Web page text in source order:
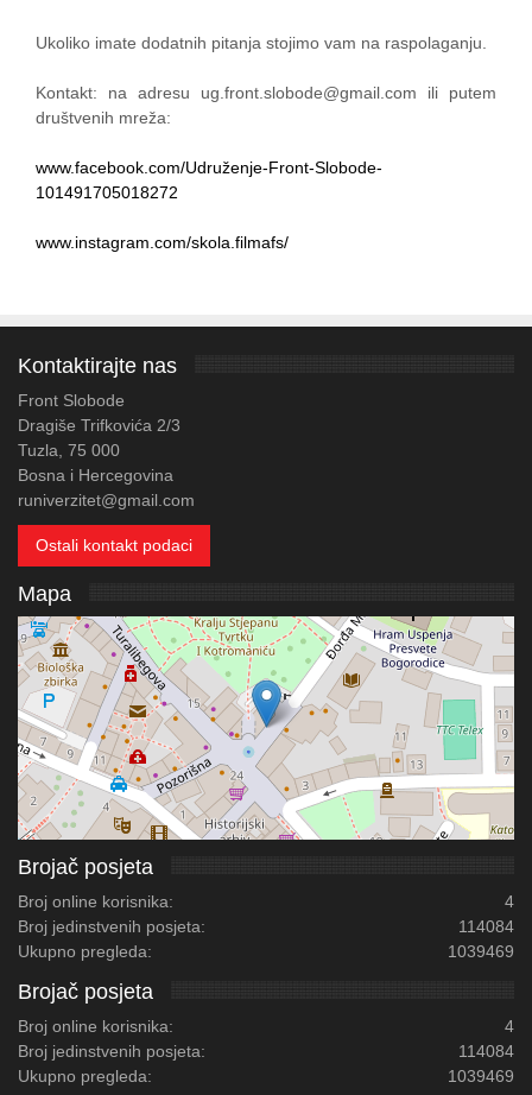
Ukoliko imate dodatnih pitanja stojimo vam na raspolaganju.
Kontakt: na adresu ug.front.slobode@gmail.com ili putem
društvenih mreža:
www.facebook.com/Udruženje-Front-Slobode-
101491705018272
www.instagram.com/skola.filmafs/
Kontaktirajte nas
Front Slobode
Dragiše Trifkovića 2/3
Tuzla, 75 000
Bosna i Hercegovina
runiverzitet@gmail.com
Ostali kontakt podaci
Mapa
Brojač posjeta
Broj online korisnika:
4
Broj jedinstvenih posjeta:
114084
Ukupno pregleda:
1039469
Brojač posjeta
Broj online korisnika:
4
Broj jedinstvenih posjeta:
114084
Ukupno pregleda:
1039469